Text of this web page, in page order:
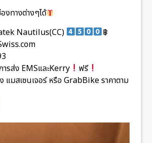
งทางต่างๆได้
Nautilus(CC)
฿
ารส่ง EMSและKerry
ฟรี
แมสเซนเจอร์ หรือ GrabBike ราคาตาม